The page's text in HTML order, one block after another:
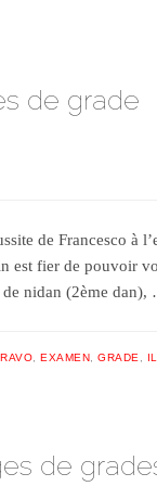
de grade
de Francesco à
est fier de pouvoir
de nidan (2ème
,EXAMEN,GRADE,
de